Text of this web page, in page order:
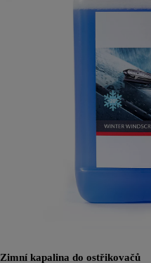
Zimní kapalina do ostřikovačů